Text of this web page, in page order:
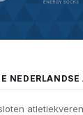
NEDERLANDSE